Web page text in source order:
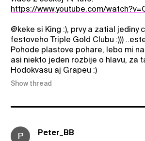
https://www.youtube.com/
@keke si King :), prvy a zatial jediny
festoveho Triple Gold Clubu :)))
Pohode plastove pohare, lebo mi
asi niekto jeden rozbije o hlavu, za
Hodokvasu aj Grapeu :)
Show thread
P
Peter_BB